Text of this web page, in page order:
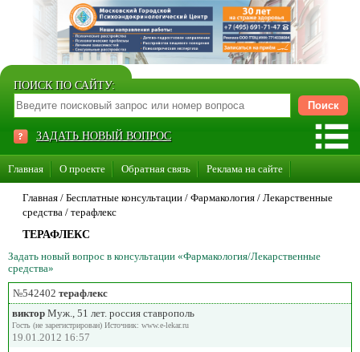
ПОИСК ПО САЙТУ:
ЗАДАТЬ НОВЫЙ ВОПРОС
Главная О проекте Обратная связь Реклама на сайте
Стать консультантом нашего сайта
Главная / Бесплатные консультации / Фармакология / Лекарственные
средства / терафлекс
ТЕРАФЛЕКС
Задать новый вопрос в консультации «Фармакология/Лекарственные
средства»
№542402 терафлекс
виктор Муж., 51 лет. россия ставрополь
Гость (не зарегистрирован) Источник: www.e-lekar.ru
19.01.2012 16:57